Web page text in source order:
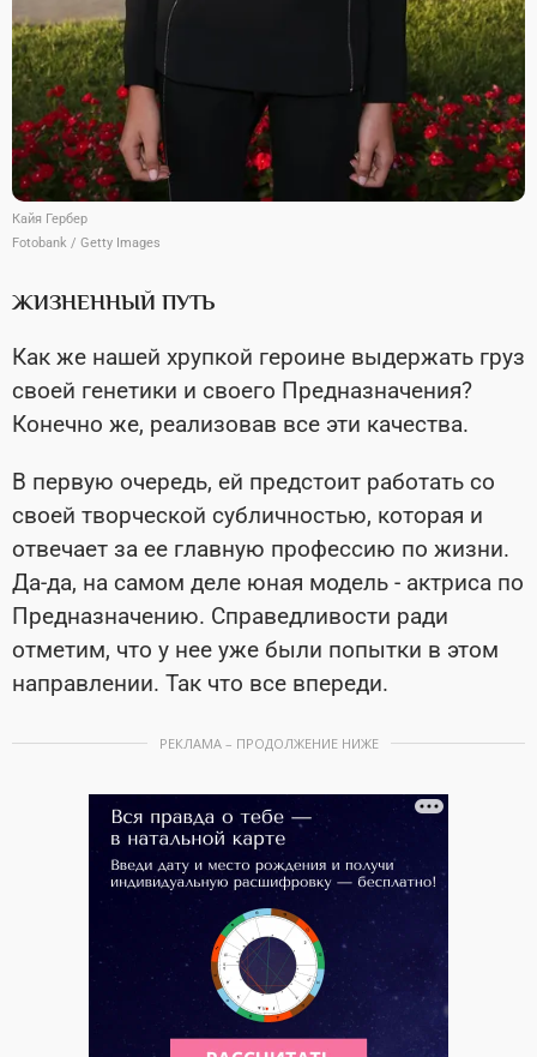
Кайя Гербер
Fotobank / Getty Images
ЖИЗНЕННЫЙ ПУТЬ
Как же нашей хрупкой героине выдержать груз
своей генетики и своего Предназначения?
Конечно же, реализовав все эти качества.
В первую очередь, ей предстоит работать со
своей творческой субличностью, которая и
отвечает за ее главную профессию по жизни.
Да-да, на самом деле юная модель - актриса по
Предназначению. Справедливости ради
отметим, что у нее уже были попытки в этом
направлении. Так что все впереди.
РЕКЛАМА – ПРОДОЛЖЕНИЕ НИЖЕ